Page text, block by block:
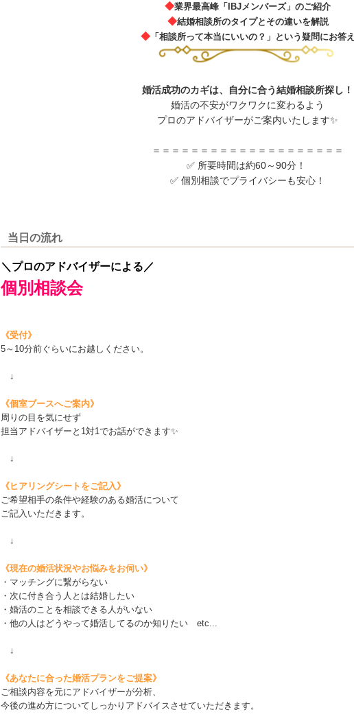
◆業界最高峰「IBJメンバーズ」のご紹介
◆結婚相談所のタイプとその違いを解説
◆「相談所って本当にいいの？」という疑問にお答え
婚活成功のカギは、自分に合う結婚相談所探し！
婚活の不安がワクワクに変わるよう
プロのアドバイザーがご案内いたします✨
＝＝＝＝＝＝＝＝＝＝＝＝＝＝＝＝＝＝＝＝
✅ 所要時間は約60～90分！
✅ 個別相談でプライバシーも安心！
当日の流れ
＼プロのアドバイザーによる／
個別相談会
《受付》
5～10分前ぐらいにお越しください。
↓
《個室ブースへご案内》
周りの目を気にせず
担当アドバイザーと1対1でお話ができます✨
↓
《ヒアリングシートをご記入》
ご希望相手の条件や経験のある婚活について
ご記入いただきます。
↓
《現在の婚活状況やお悩みをお伺い》
・マッチングに繋がらない
・次に付き合う人とは結婚したい
・婚活のことを相談できる人がいない
・他の人はどうやって婚活してるのか知りたい etc...
↓
《あなたに合った婚活プランをご提案》
ご相談内容を元にアドバイザーが分析、
今後の進め方についてしっかりアドバイスさせていただきます。